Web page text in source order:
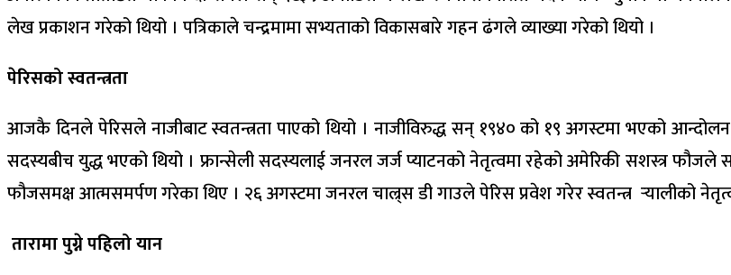
लेख प्रकाशन गरेको थियो । पत्रिकाले चन्द्रमामा सभ्यताको विकासबारे गहन ढंगले व्याख्या गरेको थियो ।
पेरिसको स्वतन्त्रता
आजकै दिनले पेरिसले नाजीबाट स्वतन्त्रता पाएको थियो । नाजीविरुद्ध सन् १९४० को १९ अगस्टमा भएको
सदस्यबीच युद्ध भएको थियो । फ्रान्सेली सदस्यलाई जनरल जर्ज प्याटनको नेतृत्वमा रहेको अमेरिकी सशस्त्र फौजले
फौजसमक्ष आत्मसमर्पण गरेका थिए । २६ अगस्टमा जनरल चाल्र्स डी गाउले पेरिस प्रवेश गरेर स्वतन्त्र र्‍यालीको
तारामा पुग्ने पहिलो यान